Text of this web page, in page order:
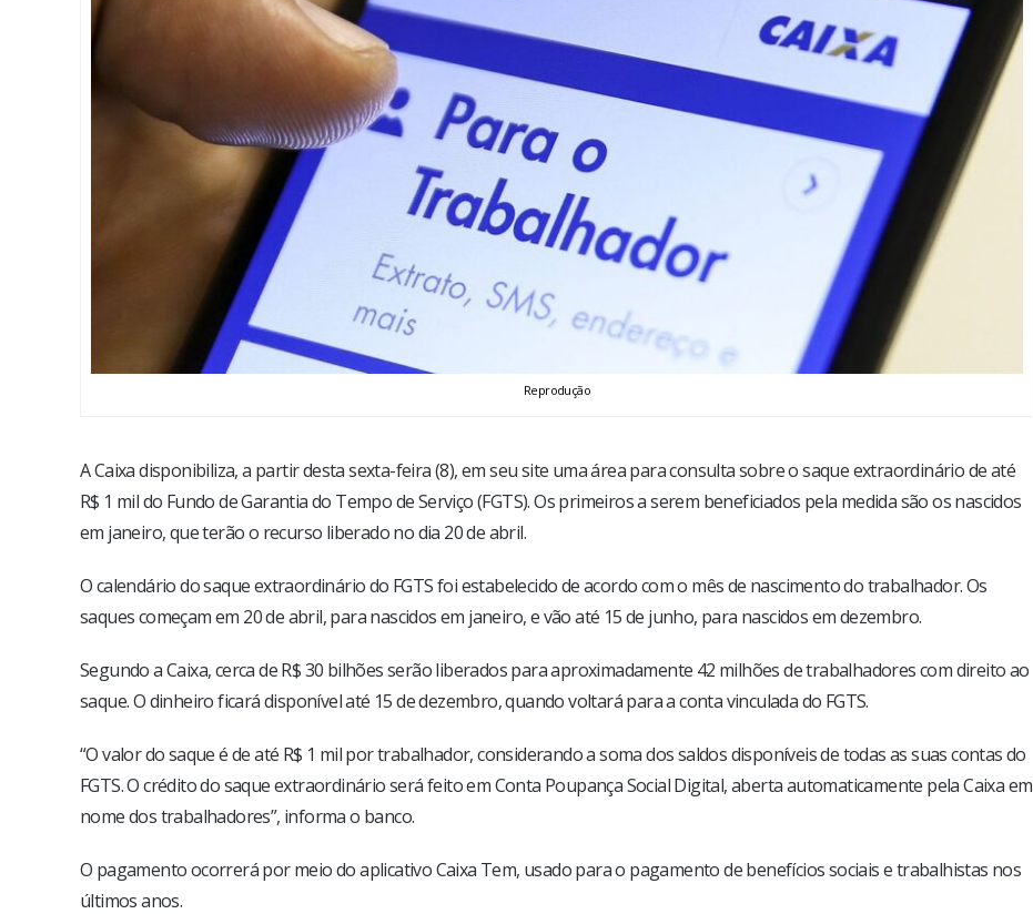
Reprodução
A Caixa disponibiliza, a partir desta sexta-feira (8), em seu site uma área para consulta sobre o saque extraordinário de até
R$ 1 mil do Fundo de Garantia do Tempo de Serviço (FGTS). Os primeiros a serem beneficiados pela medida são os nascidos
em janeiro, que terão o recurso liberado no dia 20 de abril.
O calendário do saque extraordinário do FGTS foi estabelecido de acordo com o mês de nascimento do trabalhador. Os
saques começam em 20 de abril, para nascidos em janeiro, e vão até 15 de junho, para nascidos em dezembro.
Segundo a Caixa, cerca de R$ 30 bilhões serão liberados para aproximadamente 42 milhões de trabalhadores com direito ao
saque. O dinheiro ficará disponível até 15 de dezembro, quando voltará para a conta vinculada do FGTS.
“O valor do saque é de até R$ 1 mil por trabalhador, considerando a soma dos saldos disponíveis de todas as suas contas do
FGTS. O crédito do saque extraordinário será feito em Conta Poupança Social Digital, aberta automaticamente pela Caixa em
nome dos trabalhadores”, informa o banco.
O pagamento ocorrerá por meio do aplicativo Caixa Tem, usado para o pagamento de benefícios sociais e trabalhistas nos
últimos anos.